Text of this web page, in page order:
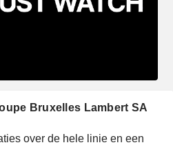
Bruxelles Lambert SA
over de hele linie en een